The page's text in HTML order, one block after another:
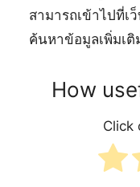
สามารถเข้าไปที่เ
ค้นหาข้อมูลเพิ่มเติ
How
Click